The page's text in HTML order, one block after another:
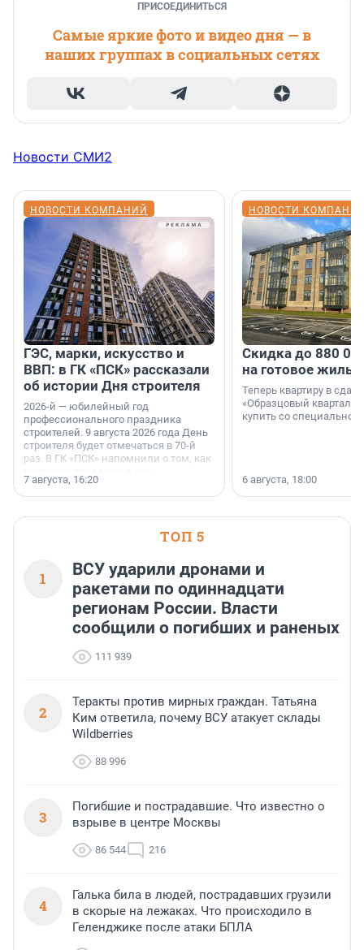
ПРИСОЕДИНИТЬСЯ
Самые яркие фото и видео дня — в
наших группах в социальных сетях
Новости СМИ2
НОВОСТИ КОМПАНИЙ
ГЭС, марки, искусство и
ВВП: в ГК «ПСК» рассказали
об истории Дня строителя
2026-й — юбилейный год
профессионального праздника
строителей. 9 августа 2026 года День
строителя будет отмечаться в 70-й
раз. В ГК «ПСК» напомнили о том, как
поменялась роль строительства.
7 августа, 16:20
НОВОСТИ
Скидка до 880
на готовое
Теперь квартиру в
«Образцовый квартал
купить со специальной
6 августа, 18:00
ТОП 5
1
ВСУ ударили дронами и
ракетами по одиннадцати
регионам России. Власти
сообщили о погибших и раненых
111 939
2
Теракты против мирных граждан. Татьяна
Ким ответила, почему ВСУ атакует склады
Wildberries
88 996
3
Погибшие и пострадавшие. Что известно о
взрыве в центре Москвы
86 544 216
4
Галька била в людей, пострадавших грузили
в скорые на лежаках. Что происходило в
Геленджике после атаки БПЛА